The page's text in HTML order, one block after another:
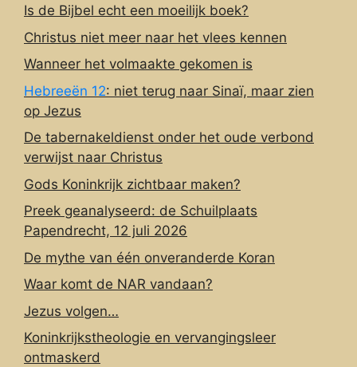
Is de Bijbel echt een moeilijk boek?
Christus niet meer naar het vlees kennen
Wanneer het volmaakte gekomen is
Hebreeën 12: niet terug naar Sinaï, maar zien
op Jezus
De tabernakeldienst onder het oude verbond
verwijst naar Christus
Gods Koninkrijk zichtbaar maken?
Preek geanalyseerd: de Schuilplaats
Papendrecht, 12 juli 2026
De mythe van één onveranderde Koran
Waar komt de NAR vandaan?
Jezus volgen…
Koninkrijkstheologie en vervangingsleer
ontmaskerd